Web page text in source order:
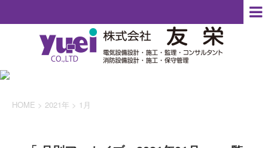
HOME > 2021年 > 1月